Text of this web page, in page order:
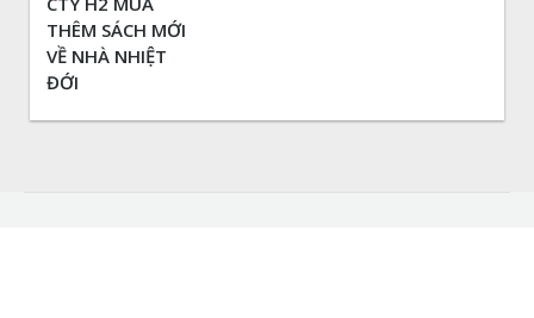
THÊM SÁCH MỚI
VỀ NHÀ NHIỆT
ĐỚI